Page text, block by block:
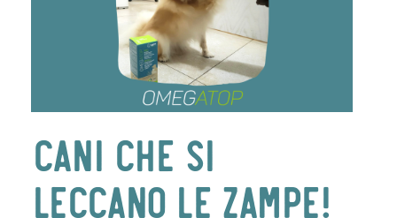
CANI CHE SI
LECCANO LE ZAMPE!